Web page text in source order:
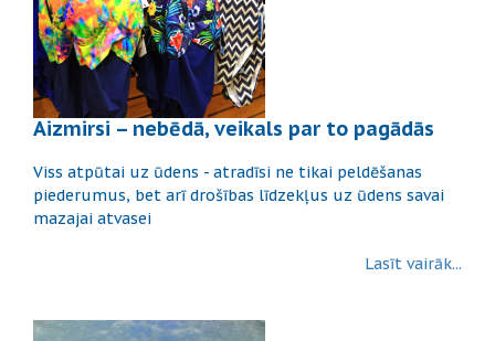
Aizmirsi – nebēdā, veikals par to pagādās
Viss atpūtai uz ūdens - atradīsi ne tikai peldēšanas
piederumus, bet arī drošības līdzekļus uz ūdens savai
mazajai atvasei
Lasīt vairāk...